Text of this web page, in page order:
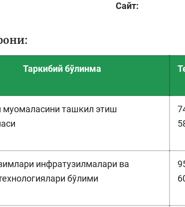
Сайт:
Таркибий бўлинма
муомаласини ташкил этиш
инфратузилмалари ва
бўлими